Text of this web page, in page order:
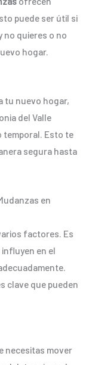
puede ser útil si
no quieres o no
hogar.
tu nuevo hogar,
del Valle
temporal. Esto te
segura hasta
en
factores. Es
en el
clave que pueden
necesitas mover